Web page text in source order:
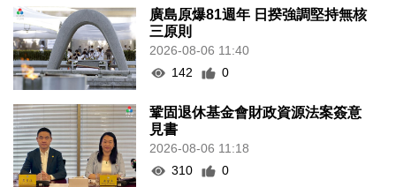
廣島原爆81週年 日揆強調堅持無核
三原則
2026-08-06 11:40
142
0
鞏固退休基金會財政資源法案簽意
見書
2026-08-06 11:18
310
0